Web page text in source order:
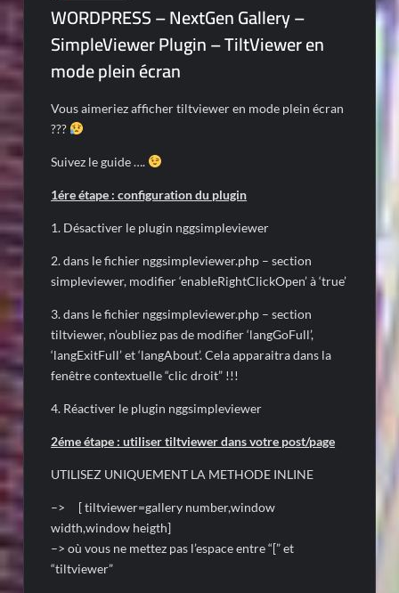
WORDPRESS – NextGen Gallery –
SimpleViewer Plugin – TiltViewer en
mode plein écran
Vous aimeriez afficher tiltviewer en mode plein écran
???
Suivez le guide ….
1ére étape : configuration du plugin
1. Désactiver le plugin nggsimpleviewer
2. dans le fichier nggsimpleviewer.php – section
simpleviewer, modifier ‘enableRightClickOpen’ à ‘true’
3. dans le fichier nggsimpleviewer.php – section
tiltviewer, n’oubliez pas de modifier ‘langGoFull’,
‘langExitFull’ et ‘langAbout’. Cela apparaitra dans la
fenêtre contextuelle “clic droit” !!!
4. Réactiver le plugin nggsimpleviewer
2éme étape : utiliser tiltviewer dans votre post/page
UTILISEZ UNIQUEMENT LA METHODE INLINE
–> [ tiltviewer=gallery number,window
width,window heigth]
–> où vous ne mettez pas l’espace entre “[” et
“tiltviewer”